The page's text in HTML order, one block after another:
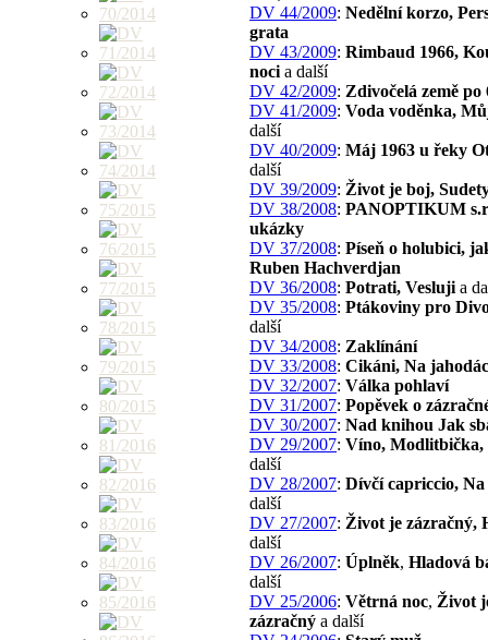
DV 44/2009: Nedělní korzo,
grata
DV 43/2009: Rimbaud 1966,
noci a další
DV 42/2009: Zdivočelá země po
DV 41/2009: Voda voděnka,
další
DV 40/2009: Máj 1963 u řeky
další
DV 39/2009: Život je boj,
DV 38/2008: PANOPTIKUM
ukázky
DV 37/2008: Píseň o holubici,
Ruben Hachverdjan
DV 36/2008: Potrati, Vesluji a
DV 35/2008: Ptákoviny pro
další
DV 34/2008: Zaklínání
DV 33/2008: Cikáni, Na
DV 32/2007: Válka pohlaví
DV 31/2007: Popěvek o
DV 30/2007: Nad knihou Jak
DV 29/2007: Víno, Modlitbička,
další
DV 28/2007: Dívčí capriccio,
další
DV 27/2007: Život je zázračný,
další
DV 26/2007: Úplněk, Hladová
další
DV 25/2006: Větrná noc, Život
zázračný a další